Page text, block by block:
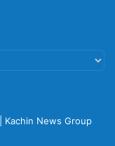
Kachin News Group